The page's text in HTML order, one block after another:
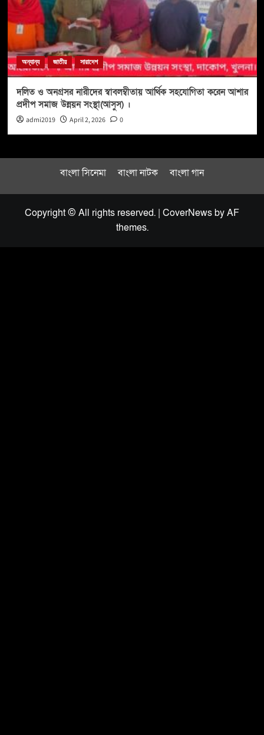
অন্যান্য জাতীয় সারাদেশ
দলিত ও অনগ্রসর নারীদের স্বাবলম্বীতায় আর্থিক সহযোগিতা করেন আশার
প্রদীপ সমাজ উন্নয়ন সংস্থা(আসুস) ।
admi2019 April 2, 2026 0
বাংলা সিনেমা বাংলা নাটক বাংলা গান
Copyright © All rights reserved. | CoverNewsby AF
themes.